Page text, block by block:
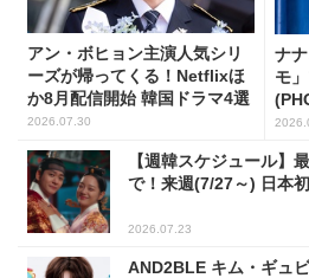
アン・ボヒョン主演人気シリ
ーズが帰ってくる！Netflixほ
か8月配信開始 韓国ドラマ4選
2026.07.30
ナ
モ
【週韓スケジュール】
で！来週(7/27～) 日本
2026.07.23
AND2BLE キム・ギュ